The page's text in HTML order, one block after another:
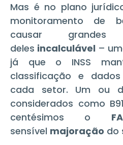
Mas é no plano
monitoramento de
causar
deles incalculável –
já que o INSS
classificação e
cada setor. Um ou
considerados como
centésimos o
sensível majoração do